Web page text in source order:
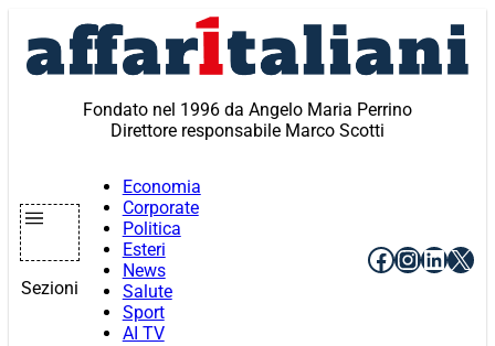
contenuto
Fondato nel 1996 da Angelo Maria Perrino
Direttore responsabile Marco Scotti
Sezioni
Economia
Corporate
Politica
Esteri
News
Salute
Sport
AI TV
Facebook
X